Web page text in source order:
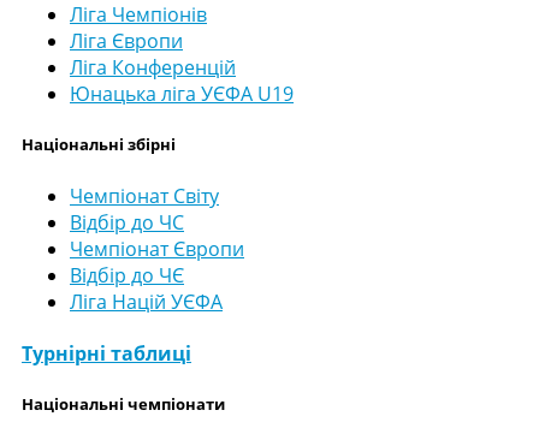
Ліга Чемпіонів
Ліга Європи
Ліга Конференцій
Юнацька ліга УЄФА U19
Національні збірні
Чемпіонат Світу
Відбір до ЧС
Чемпіонат Європи
Відбір до ЧЄ
Ліга Націй УЄФА
Турнірні таблиці
Національні чемпіонати